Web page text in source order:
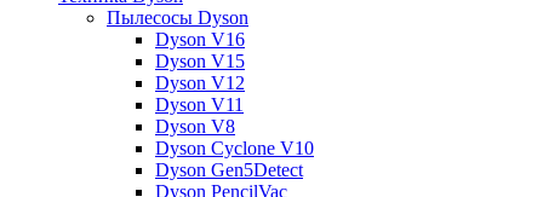
Пылесосы Dyson
Dyson V16
Dyson V15
Dyson V12
Dyson V11
Dyson V8
Dyson Cyclone V10
Dyson Gen5Detect
Dyson PencilVac